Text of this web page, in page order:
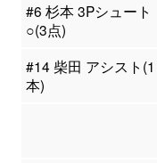
#6 杉本 3Pシュート
○(3点)
#14 柴田 アシスト(1
本)